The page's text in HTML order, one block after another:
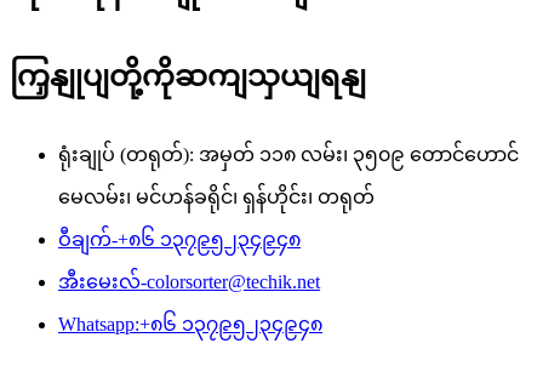
ကြှနျုပျတို့ကိုဆကျသှယျရနျ
ရုံးချုပ် (တရုတ်): အမှတ် ၁၁၈ လမ်း၊ ၃၅၀၉ တောင်ဟောင်
မေလမ်း၊ မင်ဟန်ခရိုင်၊ ရှန်ဟိုင်း၊ တရုတ်
ဝီချက်-+၈၆ ၁၃၇၉၅၂၃၄၉၄၈
အီးမေးလ်-colorsorter@techik.net
Whatsapp:+၈၆ ၁၃၇၉၅၂၃၄၉၄၈